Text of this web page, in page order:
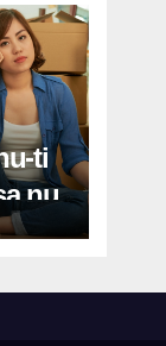
ti
nu
sa